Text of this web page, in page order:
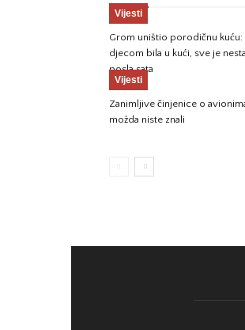
Vijesti
Grom uništio porodičnu kuću:
djecom bila u kući, sve je
posla sata
Vijesti
Zanimljive činjenice o
možda niste znali